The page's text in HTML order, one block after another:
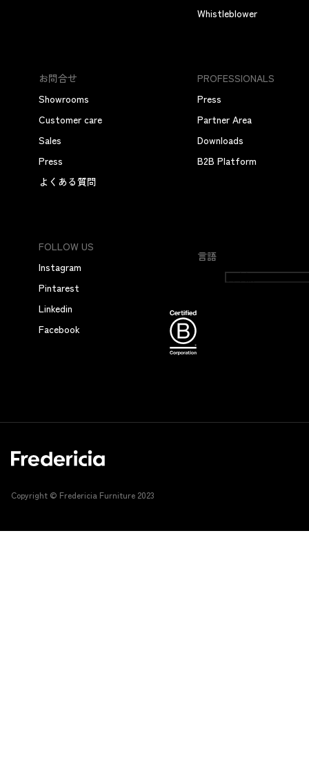
Whistleblower
お問合せ
Showrooms
Customer care
Sales
Press
よくある質問
PROFESSIONALS
Press
Partner Area
Downloads
B2B Platform
FOLLOW US
Instagram
Pintarest
Linkedin
Facebook
言語
日本語
Copyright © Fredericia Furniture 2023